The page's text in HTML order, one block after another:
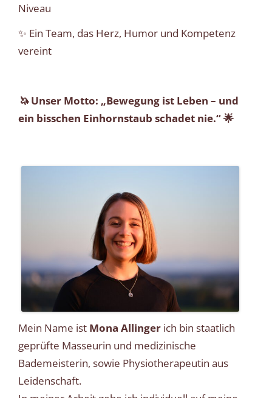
Niveau
✨ Ein Team, das Herz, Humor und Kompetenz
vereint
🦄Unser Motto: „Bewegung ist Leben – und
ein bisschen Einhornstaub schadet nie.“ 🌟
Mein Name ist Mona Allingerich bin staatlich
geprüfte Masseurin und medizinische
Bademeisterin, sowie Physiotherapeutin aus
Leidenschaft.